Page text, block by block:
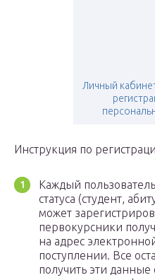
Личный
Инструкция по
Каждый
статуса (студент,
может
первокурсники
на адрес
поступлении. Все
получить эти данные